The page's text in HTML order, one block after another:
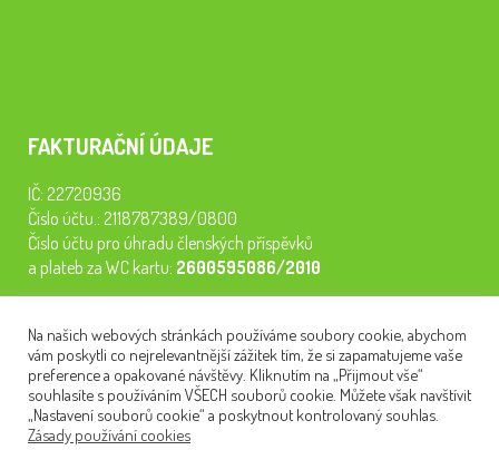
FAKTURAČNÍ ÚDAJE
IČ: 22720936
Číslo účtu.: 2118787389/0800
Číslo účtu pro úhradu členských příspěvků
a plateb za WC kartu: 2600595086/2010
semináře, konferenci, plavbu na lodi a WC kartu. Z peněz
tiskneme odborné publikace pro pacienty.
Na našich webových stránkách používáme soubory cookie, abychom
vám poskytli co nejrelevantnější zážitek tím, že si zapamatujeme vaše
preference a opakované návštěvy. Kliknutím na „Přijmout vše“
souhlasíte s používáním VŠECH souborů cookie. Můžete však navštívit
„Nastavení souborů cookie“ a poskytnout kontrolovaný souhlas.
Zásady používání cookies